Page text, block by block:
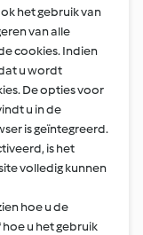
het gebruik van
van alle
cookies. Indien
u wordt
De opties voor
u in de
is geïntegreerd.
is het
volledig kunnen
hoe u de
u het gebruik